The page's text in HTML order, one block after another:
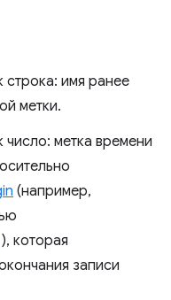
строка: имя ранее
метки.
метка времени
(например,
), которая
записи